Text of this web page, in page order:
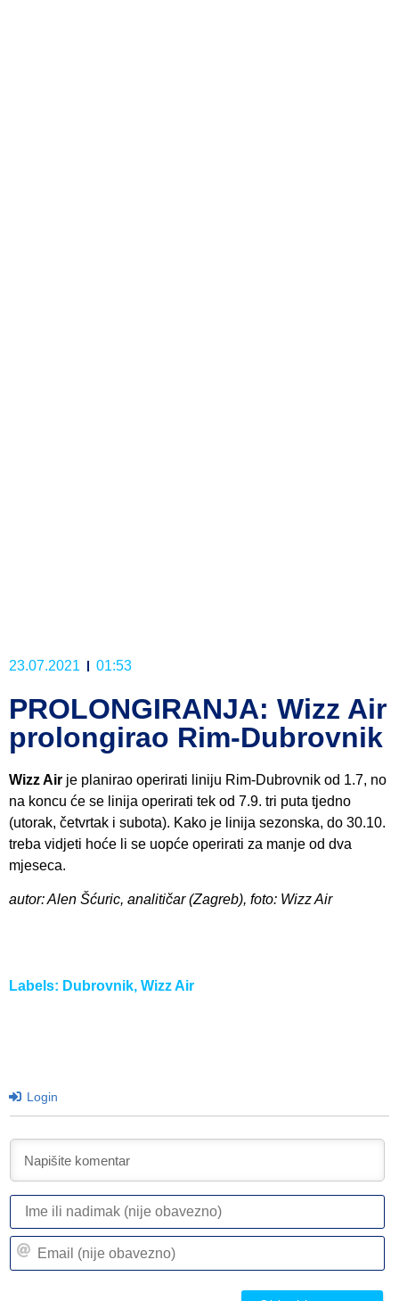
23.07.2021 01:53
PROLONGIRANJA: Wizz Air
prolongirao Rim-Dubrovnik
Wizz Air je planirao operirati liniju Rim-Dubrovnik od 1.7, no
na koncu će se linija operirati tek od 7.9. tri puta tjedno
(utorak, četvrtak i subota). Kako je linija sezonska, do 30.10.
treba vidjeti hoće li se uopće operirati za manje od dva
mjeseca.
autor: Alen Šćuric, analitičar (Zagreb), foto: Wizz Air
Labels: Dubrovnik, Wizz Air
Login